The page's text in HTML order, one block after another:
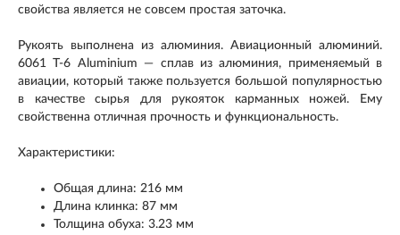
свойства является не совсем простая заточка.
Рукоять выполнена из алюминия. Авиационный алюминий.
6061 T-6 Aluminium — сплав из алюминия, применяемый в
авиации, который также пользуется большой популярностью
в качестве сырья для рукояток карманных ножей. Ему
свойственна отличная прочность и функциональность.
Характеристики:
Общая длина: 216 мм
Длина клинка: 87 мм
Толщина обуха: 3.23 мм